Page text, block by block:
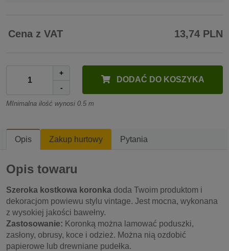
Cena z VAT 13,74 PLN
+
-
DODAĆ DO KOSZYKA
MInimalna ilość wynosi 0.5 m
Opis Zakup hurtowy Pytania
Opis towaru
Szeroka kostkowa koronka doda Twoim produktom i
dekoracjom powiewu stylu vintage. Jest mocna, wykonana
z wysokiej jakości bawełny.
Zastosowanie: Koronką można lamować poduszki,
zasłony, obrusy, koce i odzież. Można nią ozdobić
papierowe lub drewniane pudełka.